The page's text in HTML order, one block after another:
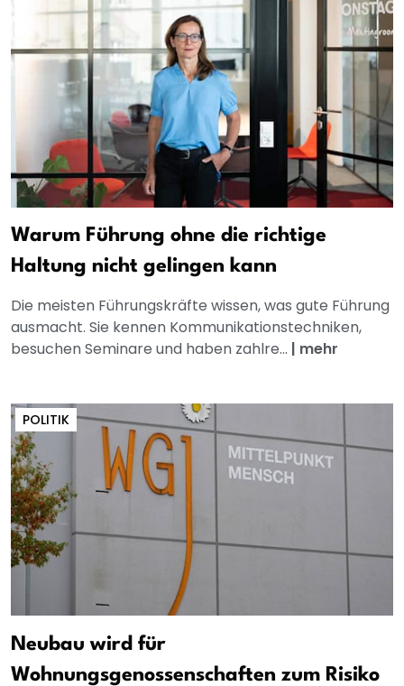
Warum Führung ohne die richtige
Haltung nicht gelingen kann
Die meisten Führungskräfte wissen, was gute Führung
ausmacht. Sie kennen Kommunikationstechniken,
besuchen Seminare und haben zahlre... | mehr
POLITIK
Neubau wird für
Wohnungsgenossenschaften zum Risiko